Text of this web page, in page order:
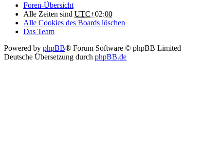
Foren-Übersicht
Alle Zeiten sind UTC+02:00
Alle Cookies des Boards löschen
Das Team
Powered by phpBB® Forum Software © phpBB Limited
Deutsche Übersetzung durch phpBB.de